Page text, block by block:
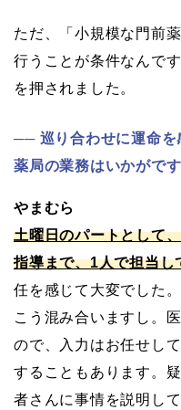
ただ、「小規模な門前
行うことが条件なんで
を押されました。
巡り合わせに運命
薬局の業務はいかがです
やまむら
土曜日のパートとして
指導まで、1人で担当し
任を感じて大変でした
こう混み合いますし。
ので、入力はお任せし
することもあります。
者さんに事情を説明し